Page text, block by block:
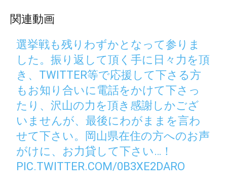
関連動画
選挙戦も残りわずかとなって参りま
した。振り返して頂く手に日々力を頂
き、TWITTER等で応援して下さる方
もお知り合いに電話をかけて下さっ
たり、沢山の力を頂き感謝しかござ
いませんが、最後にわがままを言わ
せて下さい。岡山県在住の方へのお声
がけに、お力貸して下さい…！
PIC.TWITTER.COM/0B3XE2DARO